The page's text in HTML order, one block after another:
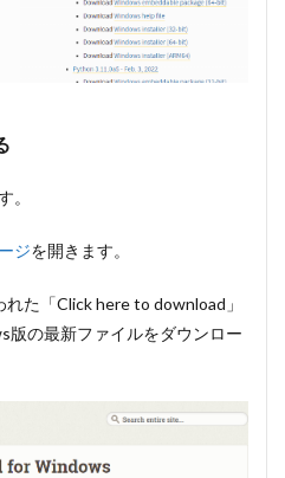
。
ジを開きます。
れた「Click here to download」
版の最新ファイルをダウンロー